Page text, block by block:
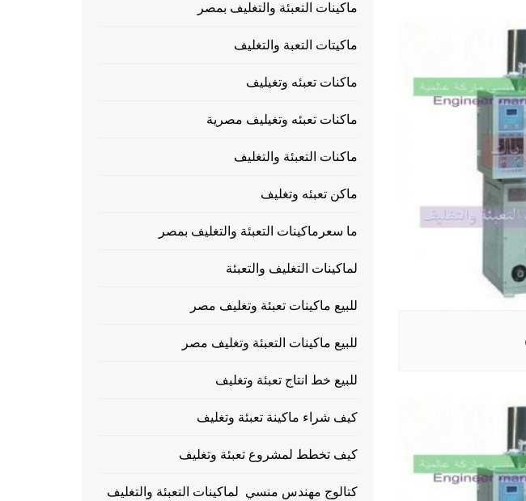
ماكينات التعبئة والتغليف بمصر
ماكيتات التعبة والتغليف
ماكنات تعبئه وتغيليف
ماكنات تعبئه وتغيليف مصرية
ماكنات التعبئة والتغليف
ماكن تعبئه وتغليف
ما سعرماكينات التعبئة والتغليف بمصر
لماكينات التغليف والتعبئة
للبيع ماكينات تعبئة وتغليف مصر
للبيع ماكينات التعبئة وتغليف مصر
للبيع خط انتاج تعبئة وتغليف
كيف شراء ماكينة تعبئة وتغليف
كيف تخطط لمشروع تعبئة وتغليف
كتالوج مهندس منسي لماكينات التعبئة والتغليف